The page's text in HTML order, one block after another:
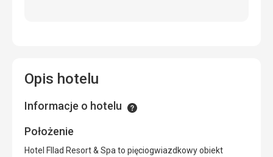
Położenie
Hotel Fllad Resort & Spa to pięciogwiazdkowy obiekt
Opis hotelu
Informacje o hotelu Informacje